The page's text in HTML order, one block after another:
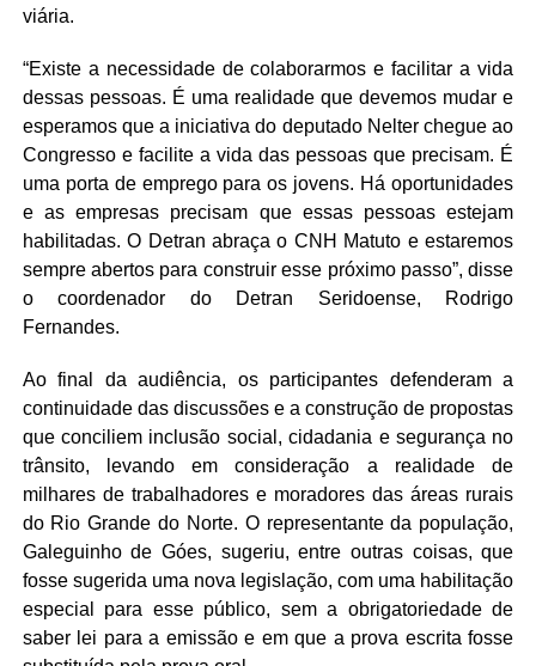
viária.
“Existe a necessidade de colaborarmos e facilitar a vida
dessas pessoas. É uma realidade que devemos mudar e
esperamos que a iniciativa do deputado Nelter chegue ao
Congresso e facilite a vida das pessoas que precisam. É
uma porta de emprego para os jovens. Há oportunidades
e as empresas precisam que essas pessoas estejam
habilitadas. O Detran abraça o CNH Matuto e estaremos
sempre abertos para construir esse próximo passo”, disse
o coordenador do Detran Seridoense, Rodrigo
Fernandes.
Ao final da audiência, os participantes defenderam a
continuidade das discussões e a construção de propostas
que conciliem inclusão social, cidadania e segurança no
trânsito, levando em consideração a realidade de
milhares de trabalhadores e moradores das áreas rurais
do Rio Grande do Norte. O representante da população,
Galeguinho de Góes, sugeriu, entre outras coisas, que
fosse sugerida uma nova legislação, com uma habilitação
especial para esse público, sem a obrigatoriedade de
saber lei para a emissão e em que a prova escrita fosse